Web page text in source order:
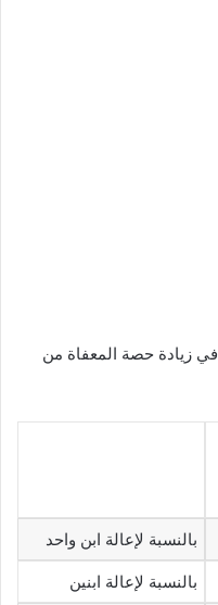
تتمثل الفارق بين عامي 2018 و2020 في زيادة حصة المعفاة من
بالنسبة لإعالة ابن واحد
بالنسبة لإعالة ابنين